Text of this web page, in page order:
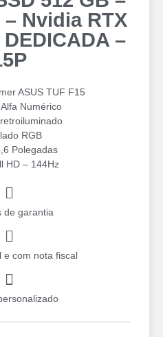
Nvidia RTX
–
ASUS TUF F15
Numérico
RGB
Polegadas
HD – 144Hz
de garantia
e com nota fiscal